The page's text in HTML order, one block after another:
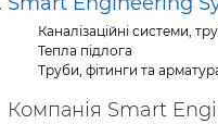
Каналізаційні системи,
Тепла підлога
Труби, фітинги та
Компанія Smart